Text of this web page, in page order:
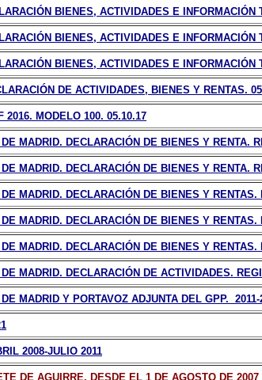
BIENES, ACTIVIDADES E INFORMACIÓN
BIENES, ACTIVIDADES E INFORMACIÓN
BIENES, ACTIVIDADES E INFORMACIÓN
DE ACTIVIDADES, BIENES Y RENTAS.
2016. MODELO 100. 05.10.17
MADRID. DECLARACIÓN DE BIENES Y RENTA.
MADRID. DECLARACIÓN DE BIENES Y RENTA.
MADRID. DECLARACIÓN DE BIENES Y
MADRID. DECLARACIÓN DE BIENES Y RENTAS.
MADRID. DECLARACIÓN DE BIENES Y RENTAS.
MADRID. DECLARACIÓN DE ACTIVIDADES.
MADRID Y PORTAVOZ ADJUNTA DEL GPP. 2011-
2008-JULIO 2011
DE AGUIRRE. DESDE EL 1 DE AGOSTO DE